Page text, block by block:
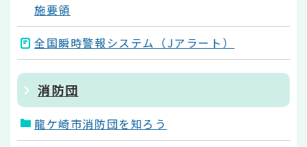
施要領
全国瞬時警報システム（Jアラート）
消防団
龍ケ崎市消防団を知ろう